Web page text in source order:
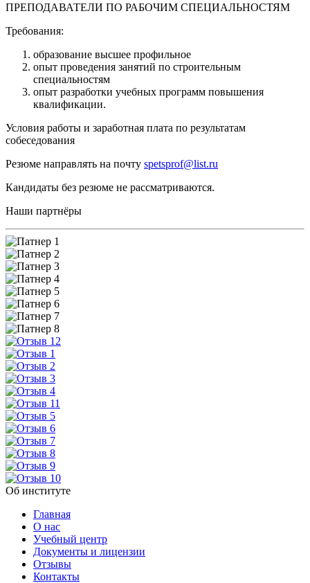
ПРЕПОДАВАТЕЛИ ПО РАБОЧИМ СПЕЦИАЛЬНОСТЯМ
Требования:
образование высшее профильное
опыт проведения занятий по строительным
специальностям
опыт разработки учебных программ повышения
квалификации.
Условия работы и заработная плата по результатам
собеседования
Резюме направлять на почту spetsprof@list.ru
Кандидаты без резюме не рассматриваются.
Наши партнёры
Об институте
Главная
О нас
Учебный центр
Документы и лицензии
Отзывы
Контакты